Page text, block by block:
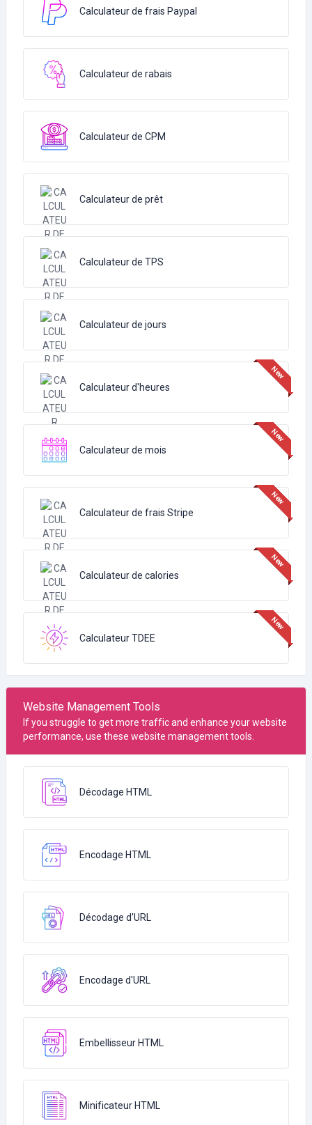
Calculateur de frais Paypal
Calculateur de rabais
Calculateur de CPM
Calculateur de prêt
Calculateur de TPS
Calculateur de jours
Calculateur d'heures
Calculateur de mois
Calculateur de frais Stripe
Calculateur de calories
Calculateur TDEE
Website Management Tools
If you struggle to get more traffic and enhance your website
performance, use these website management tools.
Décodage HTML
Encodage HTML
Décodage d'URL
Encodage d'URL
Embellisseur HTML
Minificateur HTML